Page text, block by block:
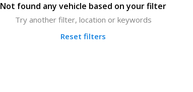
Not found any vehicle based on your filter
Try another filter, location or keywords
Reset filters